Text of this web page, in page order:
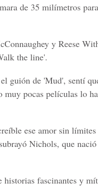
de 35 milímetros
y Reese
the line'.
guión de 'Mud', sentí
muy pocas películas lo
ese amor sin
Nichols, que
fascinantes y